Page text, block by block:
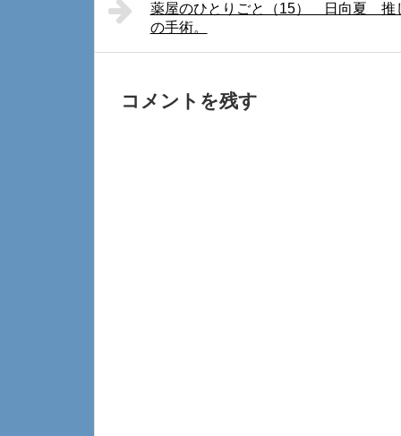
薬屋のひとりごと（15） 日向夏 推
の手術。
コメントを残す